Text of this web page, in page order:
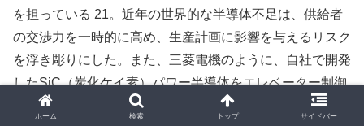
を担っている 21。近年の世界的な半導体不足は、供給者
の交渉力を一時的に高め、生産計画に影響を与えるリスク
を浮き彫りにした。また、三菱電機のように、自社で開発
したSiC（炭化ケイ素）パワー半導体をエレベーター制御
装置に適用する動きもあり、これは基幹部品の内製化によ
ホーム 検索 トップ サイドバー